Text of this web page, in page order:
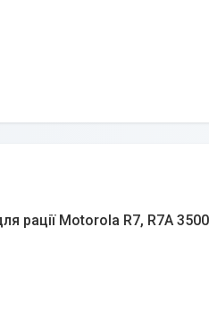
рації Motorola R7, R7A